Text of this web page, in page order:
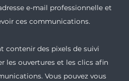
e-mail professionnelle et
ces communications.
contenir des pixels de suivi
les ouvertures et les clics afin
Vous pouvez vous